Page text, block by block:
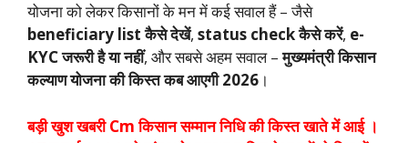
योजना को लेकर किसानों के मन में कई सवाल हैं – जैसे
beneficiary list कैसे देखें, status check कैसे करें, e-
KYC जरूरी है या नहीं, और सबसे अहम सवाल –मुख्यमंत्री किसान
कल्याण योजना की किस्त कब आएगी 2026 ।
बड़ी खुश खबरी Cm किसान सम्मान निधि की किस्त खाते में आई ।